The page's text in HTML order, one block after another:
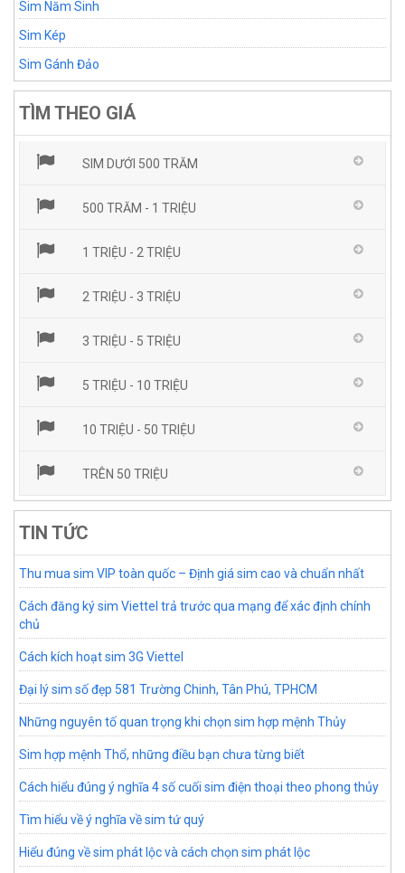
Sim Năm Sinh
Sim Kép
Sim Gánh Đảo
TÌM THEO GIÁ
SIM DƯỚI 500 TRĂM
500 TRĂM - 1 TRIỆU
1 TRIỆU - 2 TRIỆU
2 TRIỆU - 3 TRIỆU
3 TRIỆU - 5 TRIỆU
5 TRIỆU - 10 TRIỆU
10 TRIỆU - 50 TRIỆU
TRÊN 50 TRIỆU
TIN TỨC
Thu mua sim VIP toàn quốc – Định giá sim cao và chuẩn nhất
Cách đăng ký sim Viettel trả trước qua mạng để xác định chính
chủ
Cách kích hoạt sim 3G Viettel
Đại lý sim số đẹp 581 Trường Chinh, Tân Phú, TPHCM
Những nguyên tố quan trọng khi chọn sim hợp mệnh Thủy
Sim hợp mệnh Thổ, những điều bạn chưa từng biết
Cách hiểu đúng ý nghĩa 4 số cuối sim điện thoại theo phong thủy
Tìm hiểu về ý nghĩa về sim tứ quý
Hiểu đúng về sim phát lộc và cách chọn sim phát lộc